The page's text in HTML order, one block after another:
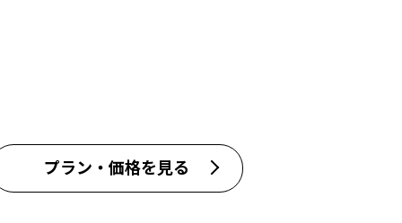
プラン・価格を見る